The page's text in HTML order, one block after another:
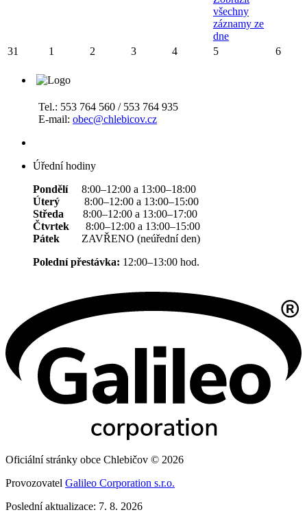
všechny
záznamy ze
dne
31 1 2 3 4 5 6
Tel.: 553 764 560 / 553 764 935
E-mail: obec@chlebicov.cz
Úřední hodiny
Pondělí8:00–12:00 a 13:00–18:00
Úterý
8:00–12:00 a 13:00–15:00
Středa
8:00–12:00 a 13:00–17:00
Čtvrtek
8:00–12:00 a 13:00–15:00
Pátek
ZAVŘENO (neúřední den)
Polední přestávka: 12:00–13:00 hod.
Oficiální stránky obce Chlebičov © 2026
Provozovatel Galileo Corporation s.r.o.
Poslední aktualizace: 7. 8. 2026